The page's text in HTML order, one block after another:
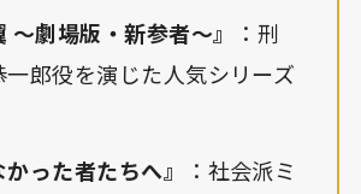
〜劇場版・新参者〜』
：刑
郎役を演じた人気シリーズ
かった者たちへ』
：社会派ミ